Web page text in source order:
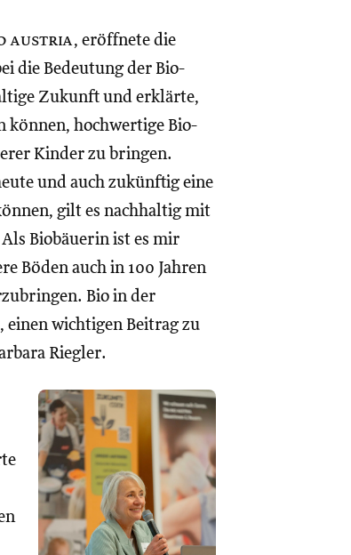
austria, eröffnete die
die Bedeutung der Bio-
Zukunft und erklärte,
können, hochwertige Bio-
Kinder zu bringen.
und auch zukünftig eine
gilt es nachhaltig mit
Biobäuerin ist es mir
Böden auch in 100 Jahren
Bio in der
wichtigen Beitrag zu
Riegler.